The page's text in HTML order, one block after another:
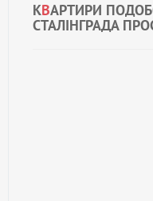
КВАРТИРИ
СТАЛІНГРАДА